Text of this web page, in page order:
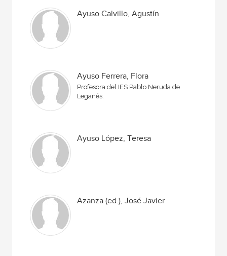
Ayuso Calvillo, Agustín
Ayuso Ferrera, Flora
Profesora del IES Pablo Neruda de
Leganés.
Ayuso López, Teresa
Azanza (ed.), José Javier